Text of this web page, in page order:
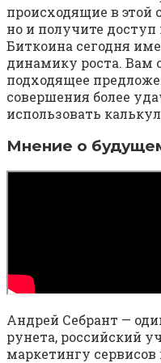
происходящие в этой
но и получите
Биткоина сегодня
динамику роста. Вам
подходящее
совершения более
использовать
Мнение о
Андрей Себрант —
рунета, российский
маркетингу